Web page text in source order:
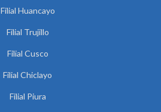
Filial Huancayo
Filial Trujillo
Filial Cusco
Filial Chiclayo
Filial Piura